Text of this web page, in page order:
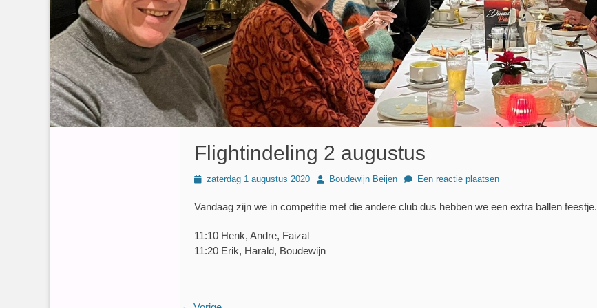
Flightindeling 2 augustus
Geplaatst
zaterdag 1 augustus 2020 AuthorBoudewijn Beijen Een reactie plaatsen
Vandaag zijn we in competitie met die andere club dus hebben we een extra ballen feestje.
11:10 Henk, Andre, Faizal
11:20 Erik, Harald, Boudewijn